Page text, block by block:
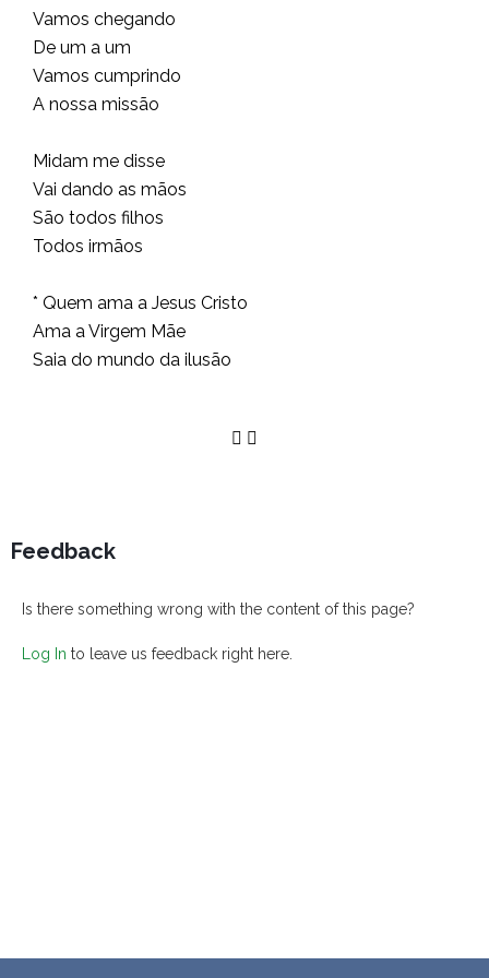
Vamos chegando
De um a um
Vamos cumprindo
A nossa missão
Midam me disse
Vai dando as mãos
São todos filhos
Todos irmãos
* Quem ama a Jesus Cristo
Ama a Virgem Mãe
Saia do mundo da ilusão
Feedback
Is there something wrong with the content of this page?
Log In to leave us feedback right here.